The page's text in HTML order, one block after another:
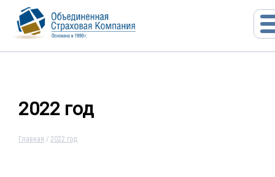
2022 год
Главная / 2022 год